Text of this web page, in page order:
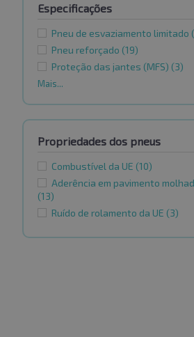
Especificações
Pneu de esvaziamento limitado
Pneu reforçado (19)
Proteção das jantes (MFS) (3)
Mais...
Propriedades dos pneus
Combustível da UE (10)
Aderência em pavimento
(13)
Ruído de rolamento da UE (3)